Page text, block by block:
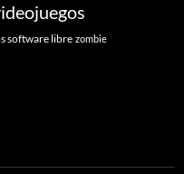
software libre zombie